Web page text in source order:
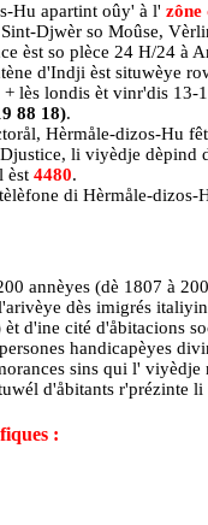
Hu apartint oûy' à l' zône
Djwèr so Moûse,
èst so plèce 24 H/24 à
d'Indji èst situwèye
lès londis èt vinr'dis 13-
88 18).
Hèrmåle-dizos-Hu
li viyèdje dèpind
èst 4480.
di Hèrmåle-dizos-
annèyes (dè 1807 à
dès imigrés
èt d'ine cité d'åbitacions
handicapèyes
sins qui l'
d'åbitants r'prézinte
: